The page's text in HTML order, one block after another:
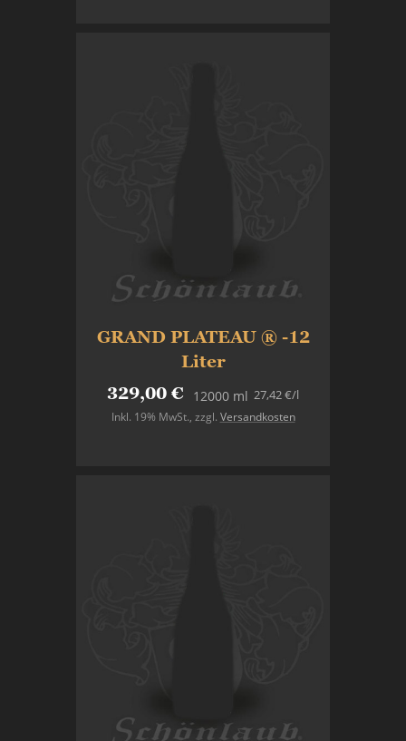
GRAND PLATEAU ® -12
Liter
329,00 € 12000 ml
Inkl. 19% MwSt., zzgl. Versandkosten
27,42 €/l